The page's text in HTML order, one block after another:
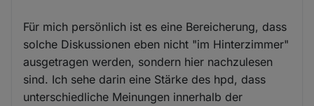
Für mich persönlich ist es eine Bereicherung, dass
solche Diskussionen eben nicht "im Hinterzimmer"
ausgetragen werden, sondern hier nachzulesen
sind. Ich sehe darin eine Stärke des hpd, dass
unterschiedliche Meinungen innerhalb der